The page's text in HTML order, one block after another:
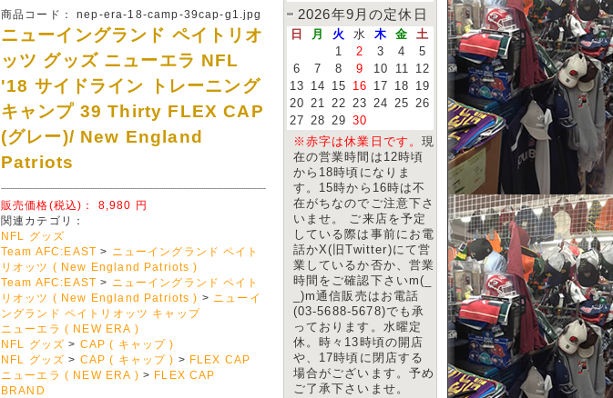
商品コード：nep-era-18-camp-39cap-g1.jpg
ニューイングランド ペイトリオ
ッツ グッズ ニューエラ NFL
'18 サイドライン トレーニング
キャンプ 39 Thirty FLEX CAP
(グレー)/ New England
Patriots
販売価格(税込)： 8,980 円
関連カテゴリ：
NFL グッズ
Team AFC:EAST > ニューイングランド ペイト
リオッツ ( New England Patriots )
Team AFC:EAST > ニューイングランド ペイト
リオッツ ( New England Patriots ) > ニューイ
ングランド ペイトリオッツ キャップ
ニューエラ ( NEW ERA )
NFL グッズ > CAP ( キャップ )
NFL グッズ > CAP ( キャップ ) > FLEX CAP
ニューエラ ( NEW ERA ) > FLEX CAP
BRAND
2026年9月の定休日
日 月 火 水 木 金
土
1
2 3 4
5
6
7 8 9 10 11
12
13
14 15 16 17 18
19
20 21 22 23 24 25 26
27 28 29 30
※赤字は休業日です。現
在の営業時間は12時頃
から18時頃になりま
す。15時から16時は不
在がちなのでご注意下さ
いませ。 ご来店を予定
している際は事前にお電
話かX(旧Twitter)にて営
業しているか否か、営業
時間をご確認下さいm(_
_)m通信販売はお電話
(03-5688-5678)でも承
っております。水曜定
休。時々13時頃の開店
や、17時頃に閉店する
場合がございます。予め
ご了承下さいませ。